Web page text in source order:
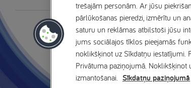
trešajām personām. Ar jūsu
pārlūkošanas pieredzi, izmērītu un
saturu un reklāmas atbilstoši jūsu
jums sociālajos tīklos pieejamās
noklikšķinot uz Sīkdatņu iestatījumi.
Privātuma paziņojumā. Noklikšķinot
izmantošanai. Sīkdatņu paziņojumā